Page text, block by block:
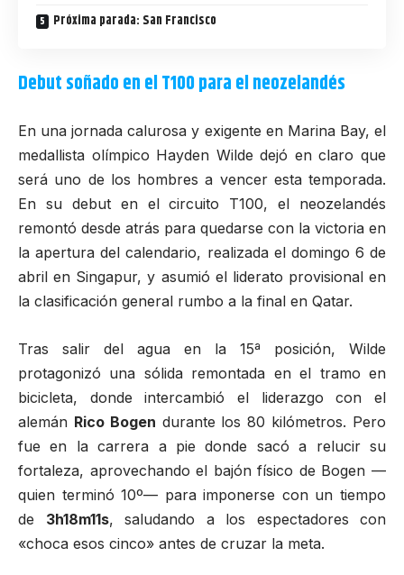
Próxima parada: San Francisco
Debut soñado en el T100 para el neozelandés
En una jornada calurosa y exigente en Marina Bay, el
medallista olímpico Hayden Wilde dejó en claro que
será uno de los hombres a vencer esta temporada.
En su debut en el circuito T100, el neozelandés
remontó desde atrás para quedarse con la victoria en
la apertura del calendario, realizada el domingo 6 de
abril en Singapur, y asumió el liderato provisional en
la clasificación general rumbo a la final en Qatar.
Tras salir del agua en la 15ª posición, Wilde
protagonizó una sólida remontada en el tramo en
bicicleta, donde intercambió el liderazgo con el
alemán Rico Bogen durante los 80 kilómetros. Pero
fue en la carrera a pie donde sacó a relucir su
fortaleza, aprovechando el bajón físico de Bogen —
quien terminó 10º— para imponerse con un tiempo
de 3h18m11s, saludando a los espectadores con
«choca esos cinco» antes de cruzar la meta.